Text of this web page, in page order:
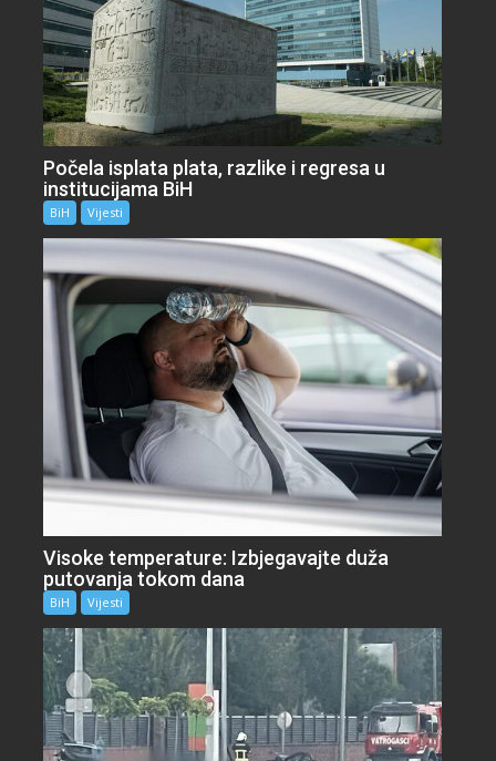
Počela isplata plata, razlike i regresa u
institucijama BiH
BiH Vijesti
Visoke temperature: Izbjegavajte duža
putovanja tokom dana
BiH Vijesti